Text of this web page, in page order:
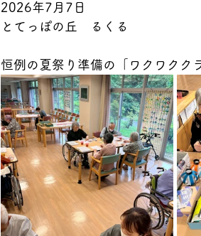
2026年7月7日
とてっぽの丘　るくる
恒例の夏祭り準備の「ワクワクク